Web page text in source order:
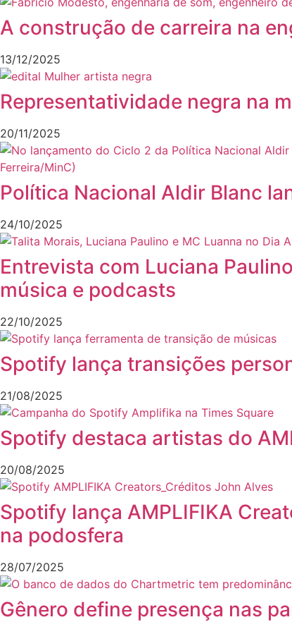
A construção de carreira na
13/12/2025
Representatividade negra na
20/11/2025
Política Nacional Aldir Blanc
24/10/2025
Entrevista com Luciana
música e podcasts
22/10/2025
Spotify lança transições
21/08/2025
Spotify destaca artistas do
20/08/2025
Spotify lança AMPLIFIKA
na podosfera
28/07/2025
Gênero define presença nas